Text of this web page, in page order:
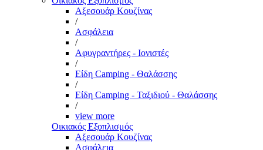
Αξεσουάρ Κουζίνας
/
Ασφάλεια
/
Αφυγραντήρες - Ιονιστές
/
Είδη Camping - Θαλάσσης
/
Είδη Camping - Ταξιδιού - Θαλάσσης
/
view more
Οικιακός Εξοπλισμός
Αξεσουάρ Κουζίνας
Ασφάλεια